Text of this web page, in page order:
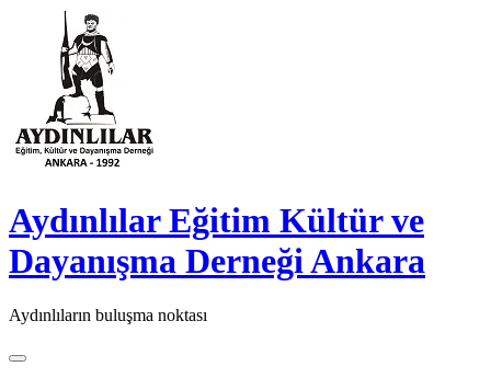
Aydınlılar Eğitim Kültür ve
Dayanışma Derneği Ankara
Aydınlıların buluşma noktası